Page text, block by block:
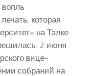
которая
на Талке.
2 июня
вице-
собраний на